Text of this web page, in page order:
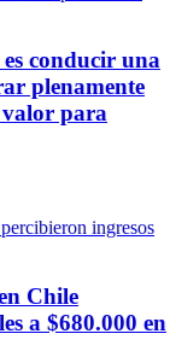
conducir una
plenamente
valor para
Chile
a $680.000 en